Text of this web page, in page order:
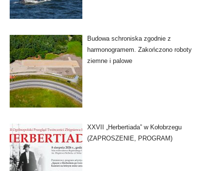
Budowa schroniska zgodnie z
harmonogramem. Zakończono roboty
ziemne i palowe
XXVII „Herbertiada” w Kołobrzegu
(ZAPROSZENIE, PROGRAM)